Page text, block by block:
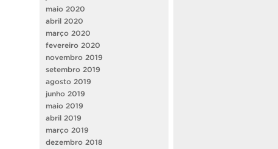
maio 2020
abril 2020
março 2020
fevereiro 2020
novembro 2019
setembro 2019
agosto 2019
junho 2019
maio 2019
abril 2019
março 2019
dezembro 2018